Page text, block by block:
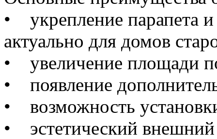
• укрепление парапета
актуально для домов
• увеличение площади
• появление
• возможность
• эстетический